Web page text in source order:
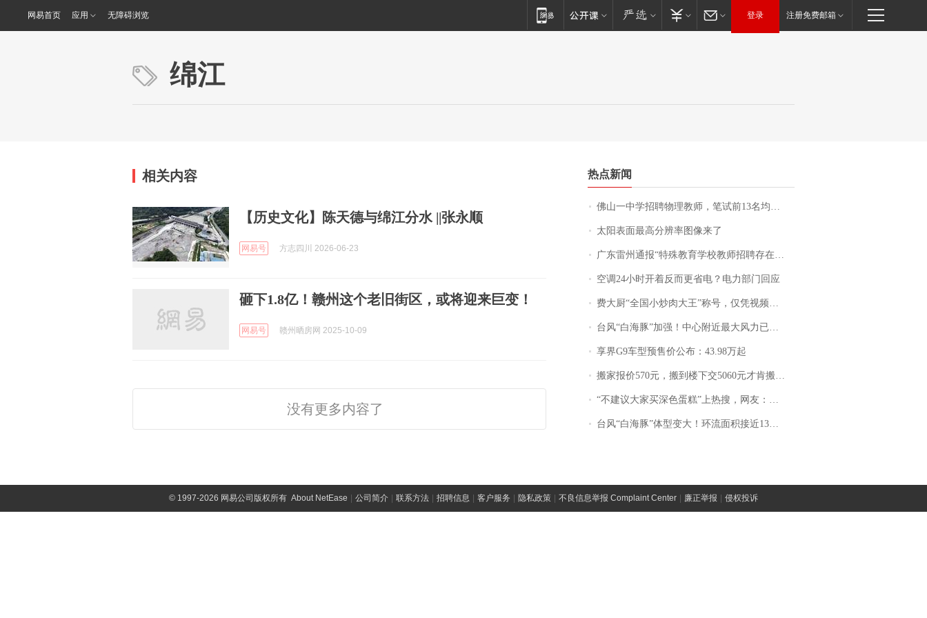
网易首页 应用 无障碍浏览 登录 注册免费邮箱
绵江
相关内容
【历史文化】陈天德与绵江分水 ||张永顺
网易号 方志四川 2026-06-23
砸下1.8亿！赣州这个老旧街区，或将迎来巨变！
网易号 赣州晒房网 2025-10-09
没有更多内容了
热点新闻
佛山一中学招聘物理教师，笔试前13名均遭淘汰？教育局：已叫停招聘，成立调查组全面核查
太阳表面最高分辨率图像来了
广东雷州通报“特殊教育学校教师招聘存在违规行为”：已启动问责程序 副校长被停职
空调24小时开着反而更省电？电力部门回应
费大厨“全国小炒肉大王”称号，仅凭视频评出？中国烹饪协会回应
台风“白海豚”加强！中心附近最大风力已达15级 最新研判
享界G9车型预售价公布：43.98万起
搬家报价570元，搬到楼下交5060元才肯搬上楼！女子傻眼了……
“不建议大家买深色蛋糕”上热搜，网友：天塌了！
台风“白海豚”体型变大！环流面积接近13个浙江那么大
©1997-2026 网易公司版权所有 About NetEase 公司简介 联系方法 招聘信息 客户服务 隐私政策 不良信息举报 Complaint Center 廉正举报 侵权投诉